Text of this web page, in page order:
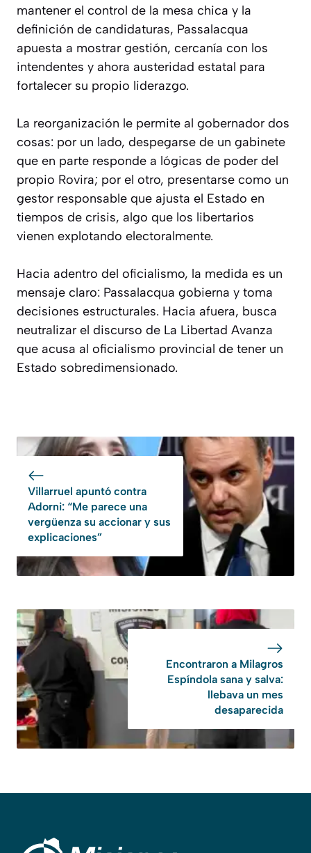
mantener el control de la mesa chica y la
definición de candidaturas, Passalacqua
apuesta a mostrar gestión, cercanía con los
intendentes y ahora austeridad estatal para
fortalecer su propio liderazgo.
La reorganización le permite al gobernador dos
cosas: por un lado, despegarse de un gabinete
que en parte responde a lógicas de poder del
propio Rovira; por el otro, presentarse como un
gestor responsable que ajusta el Estado en
tiempos de crisis, algo que los libertarios
vienen explotando electoralmente.
Hacia adentro del oficialismo, la medida es un
mensaje claro: Passalacqua gobierna y toma
decisiones estructurales. Hacia afuera, busca
neutralizar el discurso de La Libertad Avanza
que acusa al oficialismo provincial de tener un
Estado sobredimensionado.
Villarruel apuntó contra
Adorni: “Me parece una
vergüenza su accionar y sus
explicaciones”
Encontraron a Milagros
Espíndola sana y salva:
llebava un mes
desaparecida